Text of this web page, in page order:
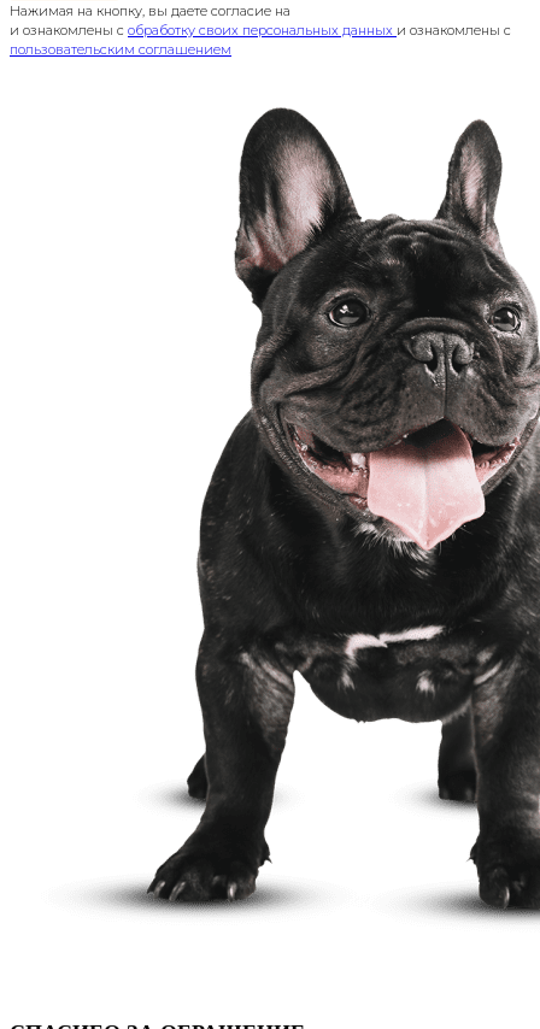
Нажимая на кнопку, вы даете согласие на
и ознакомлены с обработку своих персональных данных и ознакомлены с
пользовательским соглашением